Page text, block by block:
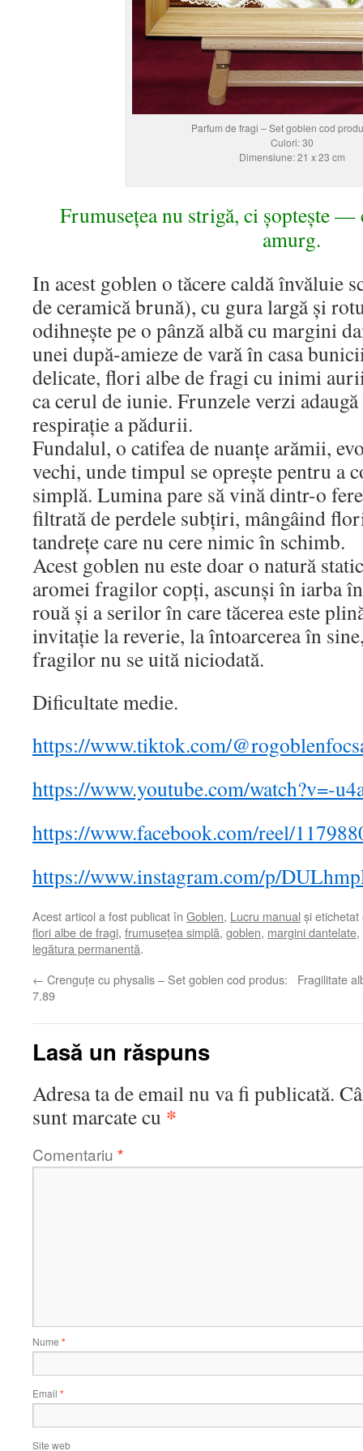
Parfum de fragi – Set goblen cod
Culori: 30
Dimensiune: 21 x 23 cm
Frumusețea nu strigă, ci șoptește
amurg.
In acest goblen o tăcere caldă învăluie
de ceramică brună), cu gura largă și
odihnește pe o pânză albă cu margini
unei după-amieze de vară în casa
delicate, flori albe de fragi cu inimi
ca cerul de iunie. Frunzele verzi
respirație a pădurii.
Fundalul, o catifea de nuanțe arămii,
vechi, unde timpul se oprește pentru a
simplă. Lumina pare să vină dintr-o
filtrată de perdele subțiri, mângâind
tandrețe care nu cere nimic în schimb.
Acest goblen nu este doar o natură
aromei fragilor copți, ascunși în iarba
rouă și a serilor în care tăcerea este
invitație la reverie, la întoarcerea în
fragilor nu se uită niciodată.
Dificultate medie.
https://www.tiktok.com/
https://www.youtube.com/watch?v=-
https://www.facebook.com/reel/
https://www.instagram.com/p/
Acest articol a fost publicat în Goblen, Lucru manual și
flori albe de fragi, frumusețea simplă, goblen, margini dantelate,
legătura permanentă.
← Crenguțe cu physalis – Set goblen cod produs:
7.89
Fragilitate
Lasă un răspuns
Adresa ta de email nu va fi publicată.
sunt marcate cu *
Comentariu *
Nume *
Email *
Site web